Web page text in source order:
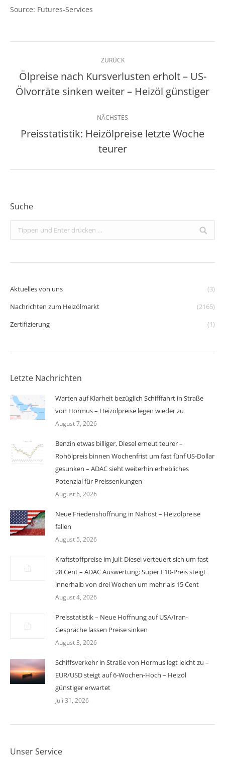
Source: Futures-Services
Kommentarnavigation
ZURÜCK
Vorheriger
Beitrag:
Ölpreise nach Kursverlusten erholt – US-
Ölvorräte sinken weiter – Heizöl günstiger
NÄCHSTES
Nächster
Beitrag:
Preisstatistik: Heizölpreise letzte Woche
teurer
Suche
Search:
Aktuelles von uns
(3)
Nachrichten zum Heizölmarkt
(2165)
Zertifizierung
(1)
Letzte Nachrichten
Warten auf Klarheit bezüglich Schifffahrt in Straße
von Hormus – Heizölpreise legen wieder zu
August 7, 2026
Benzin etwas billiger, Diesel erneut teurer –
Rohölpreis binnen Wochenfrist um fast fünf US-Dollar
gesunken – ADAC sieht weiterhin erhebliches
Potenzial für Preissenkungen
August 6, 2026
Neue Friedenshoffnung in Nahost – Heizölpreise
fallen
August 5, 2026
Kraftstoffpreise im Juli: Diesel verteuert sich um fast
28 Cent – ADAC Auswertung: Super E10-Preis steigt
innerhalb von drei Wochen um mehr als 15 Cent
August 4, 2026
Preisstatistik – Neue Hoffnung auf USA/Iran-
Gespräche lassen Preise sinken
August 3, 2026
Schiffsverkehr in Straße von Hormus legt leicht zu –
EUR/USD steigt auf 6-Wochen-Hoch – Heizöl
günstiger erwartet
Juli 31, 2026
Unser Service